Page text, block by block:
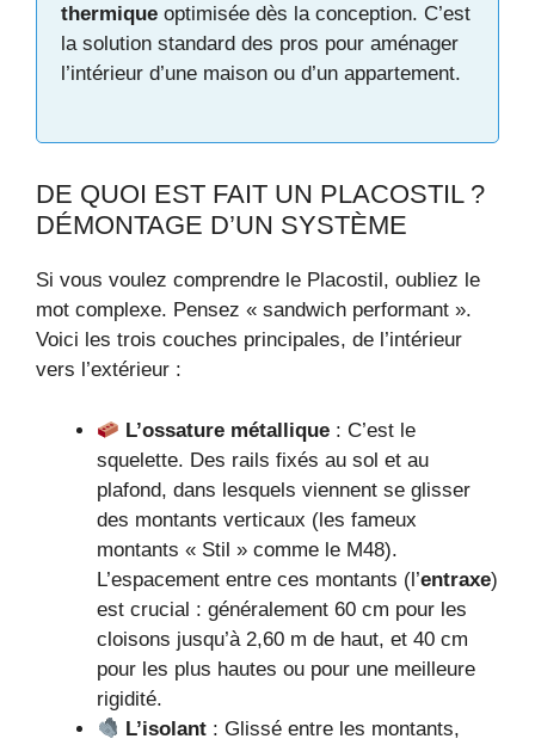
thermique optimisée dès la conception. C’est
la solution standard des pros pour aménager
l’intérieur d’une maison ou d’un appartement.
DE QUOI EST FAIT UN PLACOSTIL ?
DÉMONTAGE D’UN SYSTÈME
Si vous voulez comprendre le Placostil, oubliez le
mot complexe. Pensez « sandwich performant ».
Voici les trois couches principales, de l’intérieur
vers l’extérieur :
L’ossature métallique : C’est le
squelette. Des rails fixés au sol et au
plafond, dans lesquels viennent se glisser
des montants verticaux (les fameux
montants « Stil » comme le M48).
L’espacement entre ces montants (l’entraxe)
est crucial : généralement 60 cm pour les
cloisons jusqu’à 2,60 m de haut, et 40 cm
pour les plus hautes ou pour une meilleure
rigidité.
L’isolant : Glissé entre les montants,